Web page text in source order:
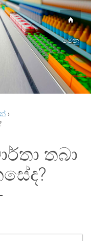
මෙනු
›
තබා